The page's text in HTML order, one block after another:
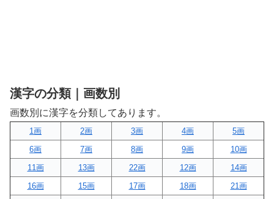
漢字の分類｜画数別
画数別に漢字を分類してあります。
1画 2画 3画 4画
5画
6画
7画 8画 9画
10画
11画
13画 22画 12画
14画
16画
15画 17画 18画
21画